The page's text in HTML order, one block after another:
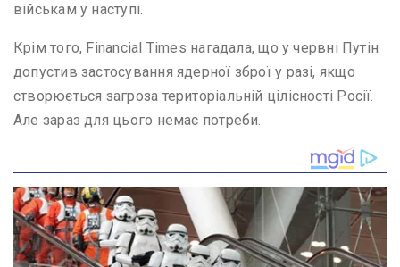
військам у наступі.
Крім того, Financial Times нагадала, що у червні Путін
допустив застосування ядерної зброї у разі, якщо
створюється загроза територіальній цілісності Росії.
Але зараз для цього немає потреби.